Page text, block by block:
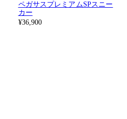
ペガサスプレミアムSPスニー
カー
¥36,900